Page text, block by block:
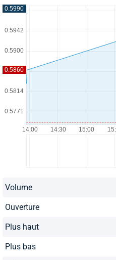
Volume
Ouverture
Plus haut
Plus bas